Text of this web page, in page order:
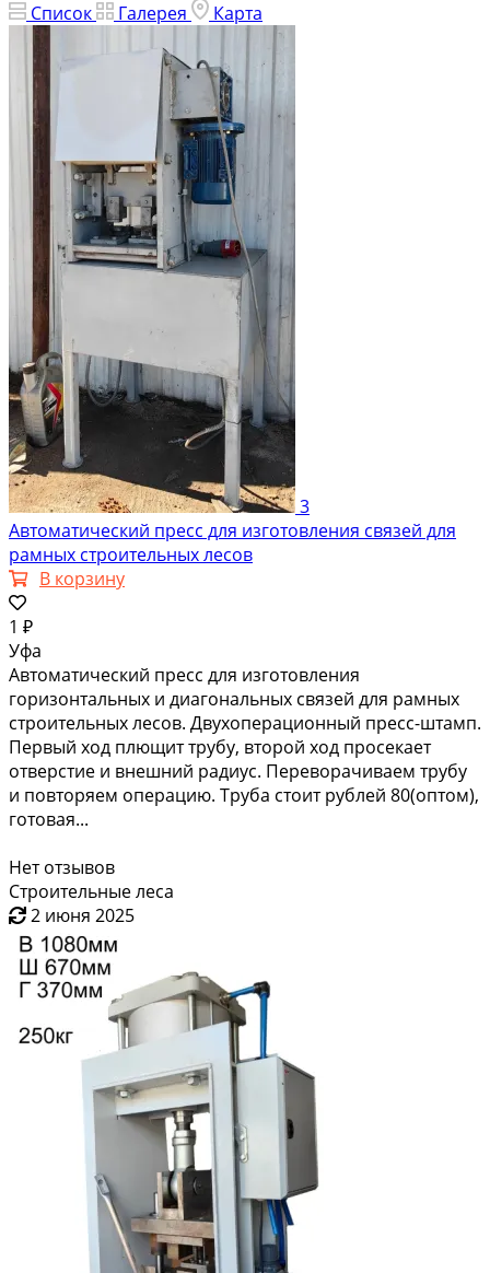
Список
Галерея Карта
3
Автоматический пресс для изготовления связей для
рамных строительных лесов
В корзину
1 ₽
Уфа
Автоматический пресс для изготовления
горизонтальных и диагональных связей для рамных
строительных лесов. Двухоперационный пресс-штамп.
Первый ход плющит трубу, второй ход просекает
отверстие и внешний радиус. Переворачиваем трубу
и повторяем операцию. Труба стоит рублей 80(оптом),
готовая...
Нет отзывов
Строительные леса
2 июня 2025